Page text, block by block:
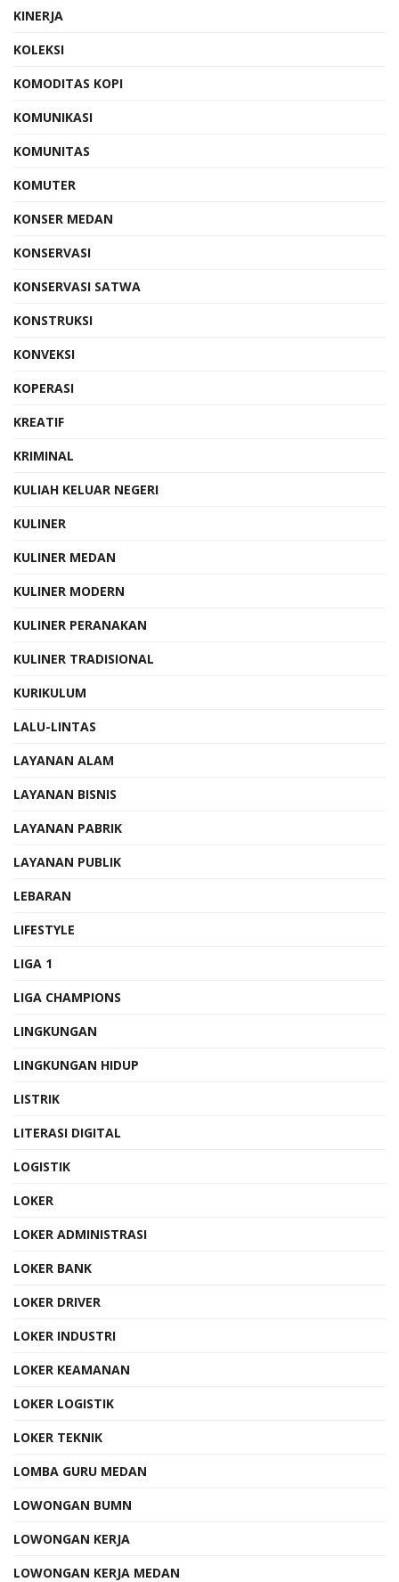
KINERJA
KOLEKSI
KOMODITAS KOPI
KOMUNIKASI
KOMUNITAS
KOMUTER
KONSER MEDAN
KONSERVASI
KONSERVASI SATWA
KONSTRUKSI
KONVEKSI
KOPERASI
KREATIF
KRIMINAL
KULIAH KELUAR NEGERI
KULINER
KULINER MEDAN
KULINER MODERN
KULINER PERANAKAN
KULINER TRADISIONAL
KURIKULUM
LALU-LINTAS
LAYANAN ALAM
LAYANAN BISNIS
LAYANAN PABRIK
LAYANAN PUBLIK
LEBARAN
LIFESTYLE
LIGA 1
LIGA CHAMPIONS
LINGKUNGAN
LINGKUNGAN HIDUP
LISTRIK
LITERASI DIGITAL
LOGISTIK
LOKER
LOKER ADMINISTRASI
LOKER BANK
LOKER DRIVER
LOKER INDUSTRI
LOKER KEAMANAN
LOKER LOGISTIK
LOKER TEKNIK
LOMBA GURU MEDAN
LOWONGAN BUMN
LOWONGAN KERJA
LOWONGAN KERJA MEDAN